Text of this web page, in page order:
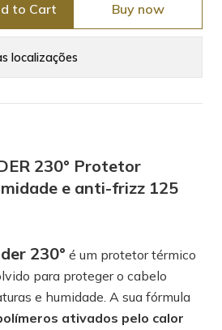
to Cart Buy now
localizações
230° Protetor
e anti-frizz 125
230° é um protetor térmico
para proteger o cabelo
e humidade. A sua fórmula
ativados pelo calor